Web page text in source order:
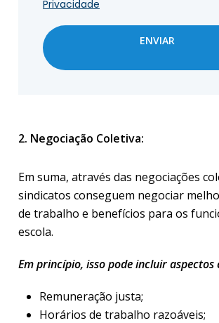
Privacidade
ENVIAR
2. Negociação Coletiva:
Em suma, através das negociações
sindicatos conseguem negociar
de trabalho e benefícios para os
escola.
Em princípio, isso pode incluir aspectos
Remuneração justa;
Horários de trabalho razoáveis;